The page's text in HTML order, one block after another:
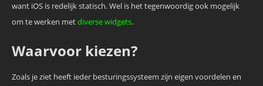
want iOS is redelijk statisch. Wel is het tegenwoordig ook mogelijk
om te werken metdiverse widgets.
Waarvoor kiezen?
Zoals je ziet heeft ieder besturingssysteem zijn eigen voordelen en